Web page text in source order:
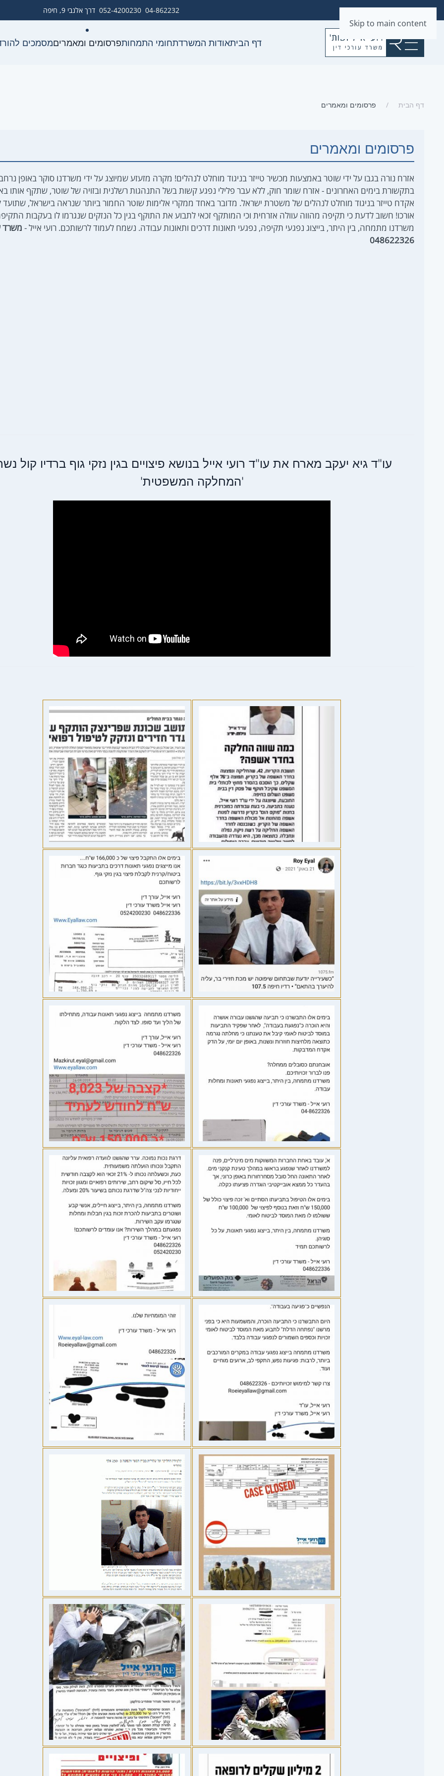
Skip to main content
04-862232
052-4200230 דרך אלנבי 9, חיפה
דף הביתאודות המשרדתחומי התמחותפרסומים ומאמריםמסמכים
דף הבית פרסומים ומאמרים
פרסומים ומאמרים
אזרח נורה בגבו על ידי שוטר באמצעות מכשיר טייזר בניגוד מוחלט לנהלים! מקרה מזעזע שמיוצג על ידי משרדנו סוקר באופן
בתקשורת בימים האחרונים - אזרח שומר חוק, ללא עבר פלילי נפגע קשות בשל התנהגות רשלנית ובזויה של שוטר, שתקף אותו
אקדח טייזר בניגוד מוחלט לנהלים של משטרת ישראל. מדובר באחד ממקרי אלימות שוטר החמור ביותר שנראה בישראל, שתועד
אורכו! חשוב לדעת כי תקיפה מהווה עוולה אזרחית וכי המותקף זכאי לתבוע את התוקף בגין כל הנזקים שנגרמו לו בעקבות
משרדנו מתמחה, בין היתר, בייצוג נפגעי תקיפה, נפגעי תאונות דרכים ותאונות עבודה. נשמח לעמוד לרשותכם. רועי אייל - משרד
048622326
עו"ד גיא יעקב מארח את עו"ד רועי אייל בנושא פיצויים בגין נזקי גוף ברדיו קול
'המחלקה המשפטית'